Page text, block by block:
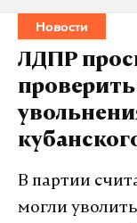
Новости
ЛДПР
В партии
могли